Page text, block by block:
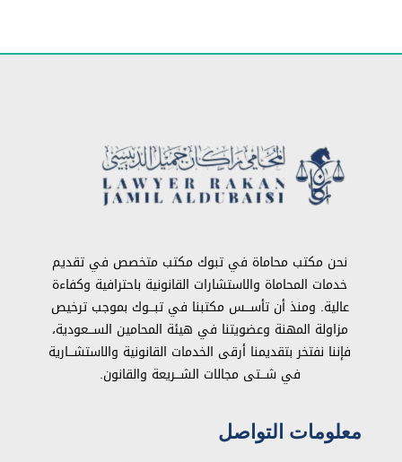
نحن مكتب محاماة في تبوك مكتب متخصص في تقديم
خدمات المحاماة والاستشارات القانونية باحترافية وكفاءة
عالية. ومنذ أن تأســـس مكتبنا في تبـــوك بموجب ترخيص
مزاولة المهنة وعضويتنا في هيئة المحامين الســـعودية،
فإننا نفتخر بتقديمنا أرقى الخدمات القانونية والاستشـــارية
في شـــتى مجالات الشـــريعة والقانون.
معلومات التواصل